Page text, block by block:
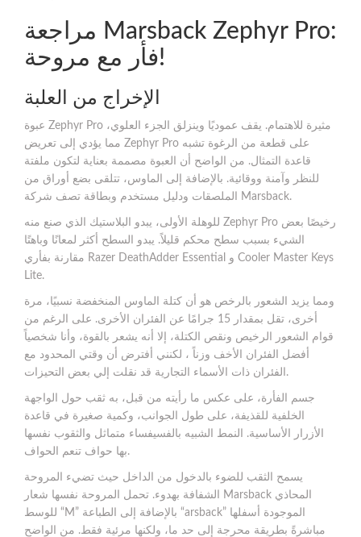
مراجعة Marsback Zephyr Pro:
فأر مع مروحة!
الإخراج من العلبة
عبوة Zephyr Pro مثيرة للاهتمام. يقف عموديًا وينزلق الجزء العلوي،
مما يؤدي إلى تعريض Zephyr Pro على قطعة من الرغوة تشبه
قاعدة التمثال. من الواضح أن العبوة مصممة بعناية لتكون ملفتة
للنظر وآمنة ووقائية. بالإضافة إلى الماوس، تتلقى بضع أوراق من
الملصقات ودليل مستخدم وبطاقة تصف شركة Marsback.
للوهلة الأولى، يبدو البلاستيك الذي صنع منه Zephyr Pro رخيصًا بعض
الشيء بسبب سطح محكم قليلاً. يبدو السطح أكثر لمعانًا وباهتًا
مقارنة بفأري Razer DeathAdder Essential و Cooler Master Keys
Lite.
ومما يزيد الشعور بالرخص هو أن كتلة الماوس المنخفضة نسبيًا، مرة
أخرى، تقل بمقدار 15 جرامًا عن الفئران الأخرى. على الرغم من
قوام الشعور الرخيص ونقص الكتلة، إلا أنه يشعر بالقوة، وأنا شخصياً
أفضل الفئران الأخف وزناً ، لكنني أفترض أن وقتي المحدود مع
الفئران ذات الأسماء التجارية قد نقلت إلي بعض التحيزات.
جسم الفأرة، على عكس ما رأيته من قبل، به ثقب حول الواجهة
الخلفية للقذيفة، على طول الجوانب، وكمية صغيرة في قاعدة
الأزرار الأساسية. النمط الشبيه بالفسيفساء متماثل والثقوب نفسها
بها حواف تنعم الحواف.
يسمح الثقب للضوء بالدخول من الداخل حيث تضيء المروحة
الشفافة بهدوء. تحمل المروحة نفسها شعار Marsback المحاذي
للوسط “M” بالإضافة إلى الطباعة “arsback” الموجودة أسفلها
مباشرةً بطريقة محرجة إلى حد ما، ولكنها مرئية فقط. من الواضح